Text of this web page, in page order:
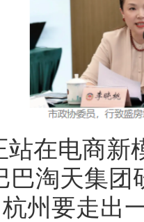
站在电商
巴淘天集
州要走出